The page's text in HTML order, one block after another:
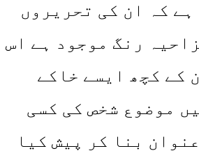
ہے کہ ان کی تحریروں
رنگ موجود ہے اس
کے کچھ ایسے خاکے
موضوع شخص کی کسی
بنا کر پیش کیا